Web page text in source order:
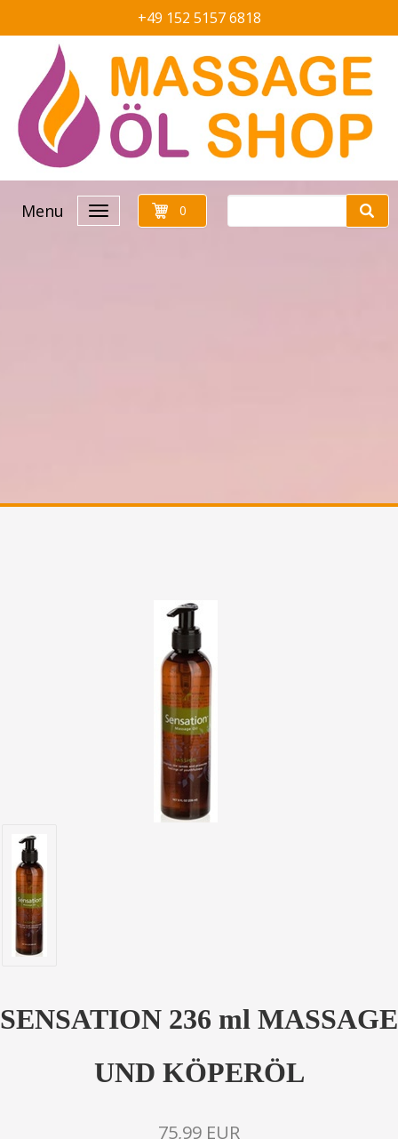
+49 152 5157 6818
Menu 0
SENSATION 236 ml MASSAGE
UND KÖPERÖL
75,99 EUR